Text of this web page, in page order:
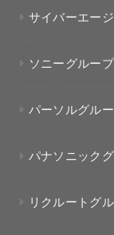
サイバーエー
ソニーグルー
パーソルグル
パナソニック
リクルートグ